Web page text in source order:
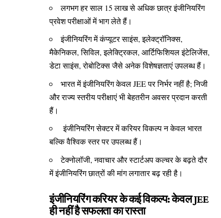
लगभग हर साल 15 लाख से अधिक छात्र इंजीनियरिंग
प्रवेश परीक्षाओं में भाग लेते हैं।
इंजीनियरिंग में कंप्यूटर साइंस, इलेक्ट्रॉनिक्स,
मैकेनिकल, सिविल, इलेक्ट्रिकल, आर्टिफिशियल इंटेलिजेंस,
डेटा साइंस, रोबोटिक्स जैसे अनेक विशेषज्ञताएं उपलब्ध हैं।
भारत में इंजीनियरिंग केवल JEE पर निर्भर नहीं है; निजी
और राज्य स्तरीय परीक्षाएं भी बेहतरीन अवसर प्रदान करती
हैं।
इंजीनियरिंग सेक्टर में करियर विकल्प न केवल भारत
बल्कि वैश्विक स्तर पर उपलब्ध हैं।
टेक्नोलॉजी, नवाचार और स्टार्टअप कल्चर के बढ़ते दौर
में इंजीनियरिंग छात्रों की मांग लगातार बढ़ रही है।
इंजीनियरिंग करियर के कई विकल्प: केवल JEE
ही नहीं है सफलता का रास्ता